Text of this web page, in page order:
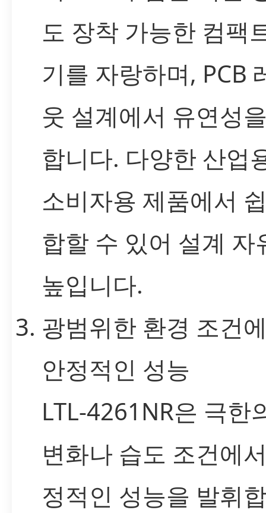
도 장착 가능한 컴팩
기를 자랑하며, PCB
웃 설계에서 유연성
합니다. 다양한 산업
소비자용 제품에서
합할 수 있어 설계 자
높입니다.
광범위한 환경 조건
안정적인 성능
LTL-4261NR은 극한
변화나 습도 조건에
정적인 성능을 발휘